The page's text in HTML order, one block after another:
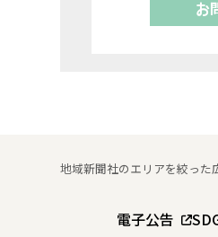
お
地域新聞社のエリアを絞った
電子公告